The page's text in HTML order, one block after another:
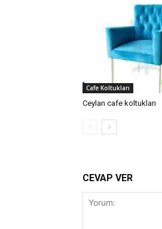
Cafe Koltukları
Ceylan cafe koltukları
CEVAP VER